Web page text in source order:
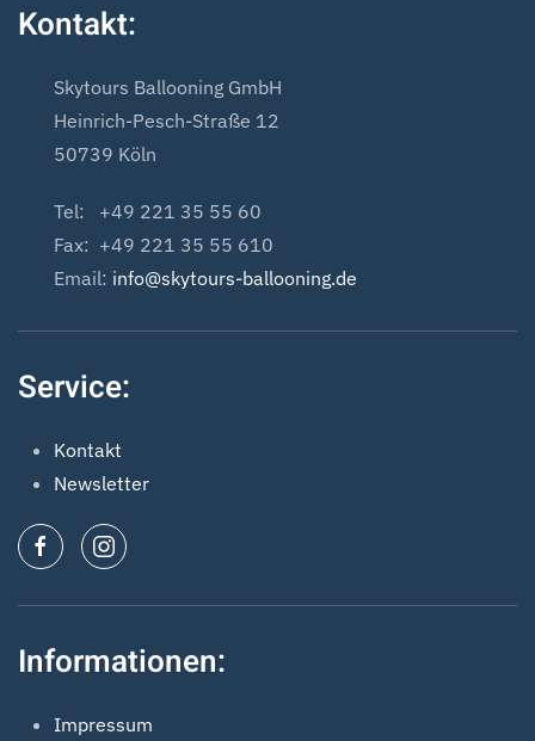
Kontakt:
Skytours Ballooning GmbH
Heinrich-Pesch-Straße 12
50739 Köln
Tel: +49 221 35 55 60
Fax: +49 221 35 55 610
Email: info@skytours-ballooning.de
Service:
Kontakt
Newsletter
Informationen:
Impressum